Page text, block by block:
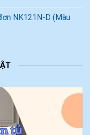
NK121N-D (Màu